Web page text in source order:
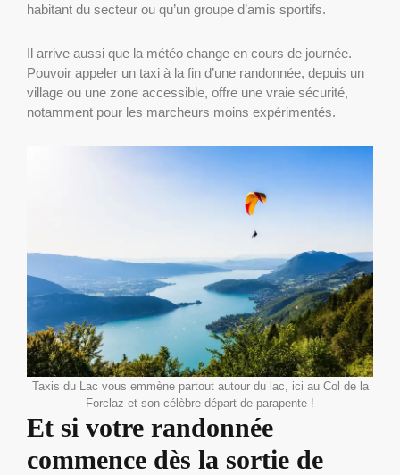
habitant du secteur ou qu’un groupe d’amis sportifs.
Il arrive aussi que la météo change en cours de journée.
Pouvoir appeler un taxi à la fin d’une randonnée, depuis un
village ou une zone accessible, offre une vraie sécurité,
notamment pour les marcheurs moins expérimentés.
Taxis du Lac vous emmène partout autour du lac, ici au Col de la
Forclaz et son célèbre départ de parapente !
Et si votre randonnée
commence dès la sortie de